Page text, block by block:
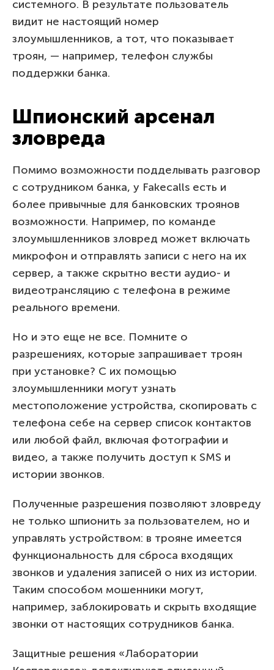
системного. В результате пользователь
видит не настоящий номер
злоумышленников, а тот, что показывает
троян, — например, телефон службы
поддержки банка.
Шпионский арсенал
зловреда
Помимо возможности подделывать разговор
с сотрудником банка, у Fakecalls есть и
более привычные для банковских троянов
возможности. Например, по команде
злоумышленников зловред может включать
микрофон и отправлять записи с него на их
сервер, а также скрытно вести аудио- и
видеотрансляцию с телефона в режиме
реального времени.
Но и это еще не все. Помните о
разрешениях, которые запрашивает троян
при установке? С их помощью
злоумышленники могут узнать
местоположение устройства, скопировать с
телефона себе на сервер список контактов
или любой файл, включая фотографии и
видео, а также получить доступ к SMS и
истории звонков.
Полученные разрешения позволяют зловреду
не только шпионить за пользователем, но и
управлять устройством: в трояне имеется
функциональность для сброса входящих
звонков и удаления записей о них из истории.
Таким способом мошенники могут,
например, заблокировать и скрыть входящие
звонки от настоящих сотрудников банка.
Защитные решения «Лаборатории